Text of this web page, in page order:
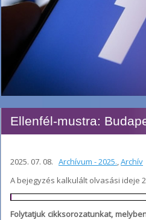
Ellenfél-mustra:
2025. 07. 08. Archívum - 2025.,Archív
A bejegyzés kalkulált olvasási ideje
Folytatjuk cikksorozatunkat,